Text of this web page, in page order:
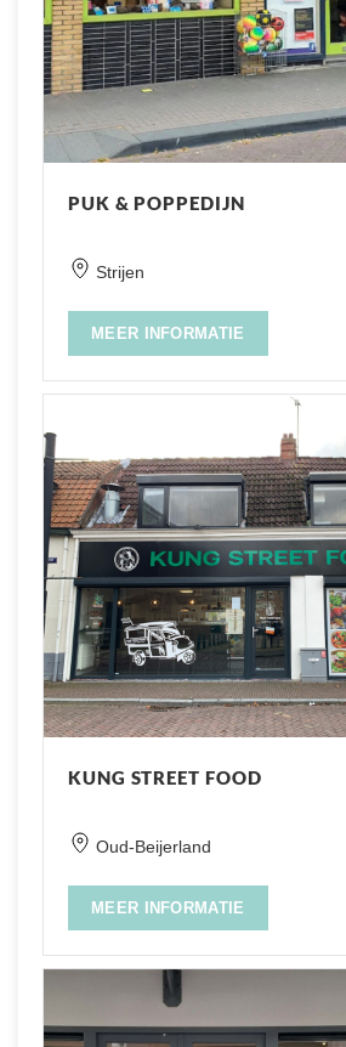
PUK & POPPEDIJN
Strijen
MEER INFORMATIE
KUNG STREET FOOD
Oud-Beijerland
MEER INFORMATIE